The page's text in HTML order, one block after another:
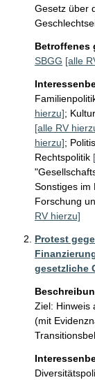
Gesetz über
Betroffenes
SBGG [alle
hierzu]; Kultur
[alle RV
hierzu];
Rechtspolitik
Sonstiges im
Forschung
RV hierzu]
Protest
gesetzliche
Ziel: Hinweis
(mit